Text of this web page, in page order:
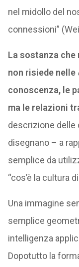
nel midollo del
connessioni”
La sostanza
non risiede nelle
conoscenza, le
ma le relazioni
descrizione delle
disegnano – a
semplice da
“cos’è la cultura
Una immagine
semplice
intelligenza
Dopotutto la